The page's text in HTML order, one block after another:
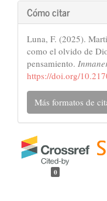
Cómo citar
Luna, F. (2025).
como el olvido de
pensamiento.
https://doi.org/
Más formatos de
0